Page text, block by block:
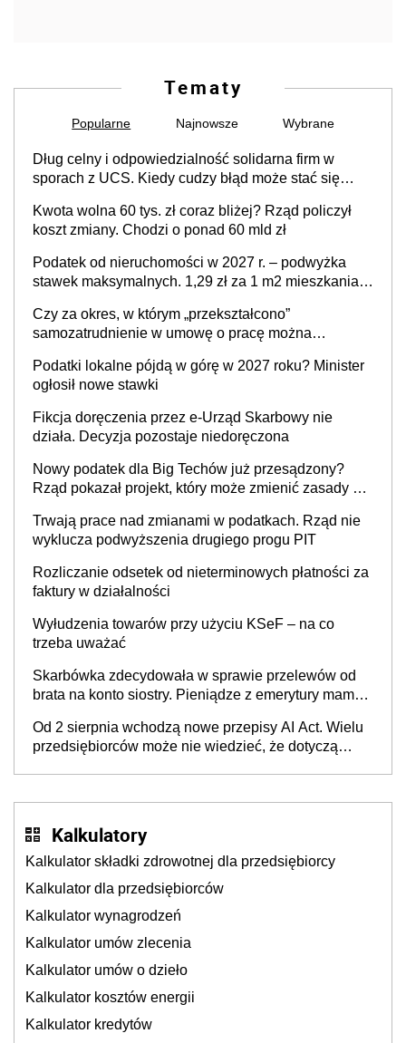
Tematy
Popularne Najnowsze Wybrane
Dług celny i odpowiedzialność solidarna firm w
sporach z UCS. Kiedy cudzy błąd może stać się
Kwota wolna 60 tys. zł coraz bliżej? Rząd policzył
koszt zmiany. Chodzi o ponad 60 mld zł
Podatek od nieruchomości w 2027 r. – podwyżka
stawek maksymalnych. 1,29 zł za 1 m2 mieszkania,
prowadzeniem działalności gospodarczej
Czy za okres, w którym „przekształcono”
samozatrudnienie w umowę o pracę można
cywilnoprawnej jedynym racjonalnym wyjściem
Podatki lokalne pójdą w górę w 2027 roku? Minister
ogłosił nowe stawki
Fikcja doręczenia przez e-Urząd Skarbowy nie
działa. Decyzja pozostaje niedoręczona
Nowy podatek dla Big Techów już przesądzony?
Rząd pokazał projekt, który może zmienić zasady gry
Trwają prace nad zmianami w podatkach. Rząd nie
wyklucza podwyższenia drugiego progu PIT
Rozliczanie odsetek od nieterminowych płatności za
faktury w działalności
Wyłudzenia towarów przy użyciu KSeF – na co
trzeba uważać
Skarbówka zdecydowała w sprawie przelewów od
brata na konto siostry. Pieniądze z emerytury mamy
będzie
Od 2 sierpnia wchodzą nowe przepisy AI Act. Wielu
przedsiębiorców może nie wiedzieć, że dotyczą
Kalkulatory
Kalkulator składki zdrowotnej dla przedsiębiorcy
Kalkulator dla przedsiębiorców
Kalkulator wynagrodzeń
Kalkulator umów zlecenia
Kalkulator umów o dzieło
Kalkulator kosztów energii
Kalkulator kredytów